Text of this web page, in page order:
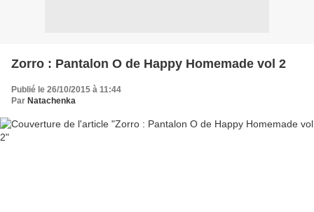
Zorro : Pantalon O de Happy Homemade vol 2
Publié le 26/10/2015 à 11:44
Par Natachenka